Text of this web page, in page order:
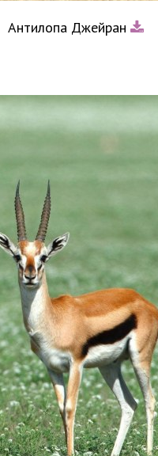
Антилопа Джейран